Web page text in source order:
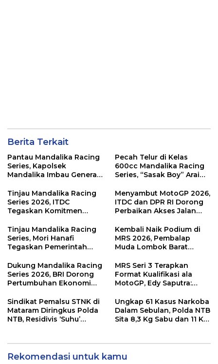
Berita Terkait
Pantau Mandalika Racing
Series, Kapolsek
Mandalika Imbau Generasi
Sirkuit, Bukan Jalan Raya
Pecah Telur di Kelas
600cc Mandalika Racing
Series, “Sasak Boy” Arai
Kemenangan
Tinjau Mandalika Racing
Series 2026, ITDC
Tegaskan Komitmen
Dampak Ekonomi
Kawasan
Menyambut MotoGP 2026,
ITDC dan DPR RI Dorong
Perbaikan Akses Jalan
di KEK Mandalika
Tinjau Mandalika Racing
Series, Mori Hanafi
Tegaskan Pemerintah
NTB
Kembali Naik Podium di
MRS 2026, Pembalap
Muda Lombok Barat
Menuju Tingkat Asia
Dukung Mandalika Racing
Series 2026, BRI Dorong
Pertumbuhan Ekonomi
MRS Seri 3 Terapkan
Format Kualifikasi ala
MotoGP, Edy Saputra:
dan Efektif
Sindikat Pemalsu STNK di
Mataram Diringkus Polda
NTB, Residivis ‘Suhu’
Ungkap 61 Kasus Narkoba
Dalam Sebulan, Polda NTB
Sita 8,3 Kg Sabu dan 11 Kg
Rekomendasi untuk kamu